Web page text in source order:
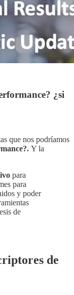
¿si
que nos podríamos
Y la
para
para
y poder
de
de